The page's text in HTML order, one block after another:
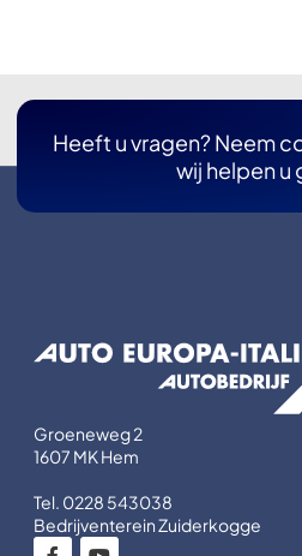
Heeft u vragen? Neem
wij helpen u
Groeneweg 2
1607 MK Hem
Tel. 0228 543038
Bedrijventerein Zuiderkogge